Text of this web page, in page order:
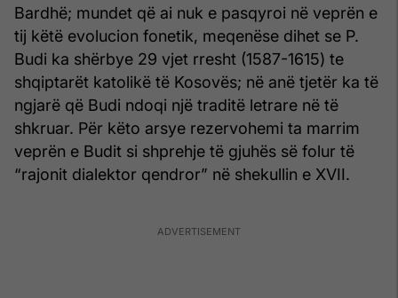
Bardhë; mundet që ai nuk e pasqyroi në veprën e
tij këtë evolucion fonetik, meqenëse dihet se P.
Budi ka shërbye 29 vjet rresht (1587-1615) te
shqiptarët katolikë të Kosovës; në anë tjetër ka të
ngjarë që Budi ndoqi një traditë letrare në të
shkruar. Për këto arsye rezervohemi ta marrim
veprën e Budit si shprehje të gjuhës së folur të
“rajonit dialektor qendror” në shekullin e XVII.